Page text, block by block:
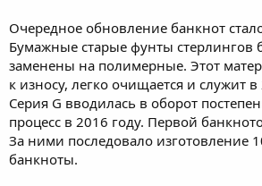
Очередное обновление банкнот
Бумажные старые фунты стерлингов
заменены на полимерные. Этот
к износу, легко очищается и служит
Серия G вводилась в оборот
процесс в 2016 году. Первой
За ними последовало изготовление
банкноты.